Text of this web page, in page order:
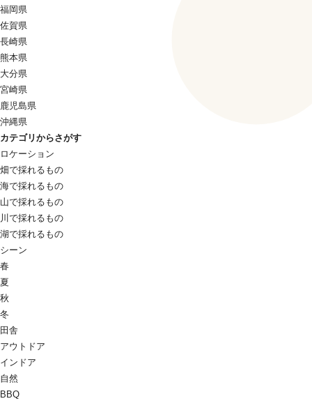
福岡県
佐賀県
長崎県
熊本県
大分県
宮崎県
鹿児島県
沖縄県
カテゴリからさがす
ロケーション
畑で採れるもの
海で採れるもの
山で採れるもの
川で採れるもの
湖で採れるもの
シーン
春
夏
秋
冬
田舎
アウトドア
インドア
自然
BBQ